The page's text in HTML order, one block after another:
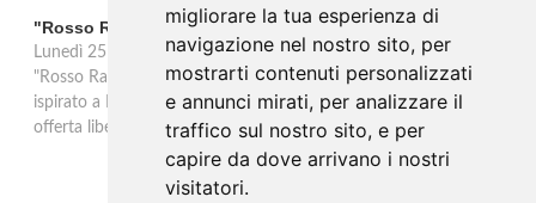
migliorare la tua esperienza di
navigazione nel nostro sito, per
mostrarti contenuti personalizzati
e annunci mirati, per analizzare il
traffico sul nostro sito, e per
capire da dove arrivano i nostri
visitatori.
"Rosso Rame" in scena a Collepasso il 25 agosto
Lunedì 25 agosto al Palazzo Baronale di Collepasso va in scena
"Rosso Rame", spettacolo di Mary Negro e Gabriele Polimeno
ispirato a Dario Fo e Franca Rame. Ingresso con prenotazione e
offerta libera alle ore 21.